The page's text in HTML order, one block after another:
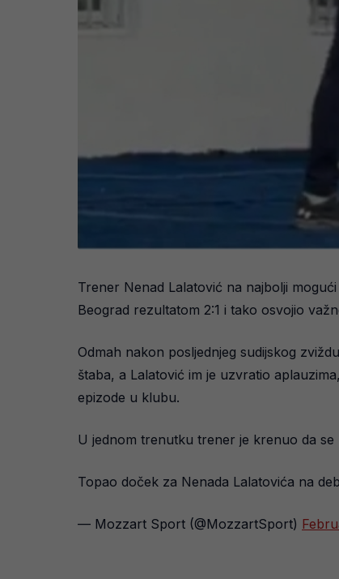
Trener Nenad Lalatović na najbolji
Beograd rezultatom 2:1 i tako osvojio
Odmah nakon posljednjeg sudijskog
štaba, a Lalatović im je uzvratio
epizode u klubu.
U jednom trenutku trener je krenuo da
Topao doček za Nenada Lalatovića na
— Mozzart Sport (@MozzartSport)